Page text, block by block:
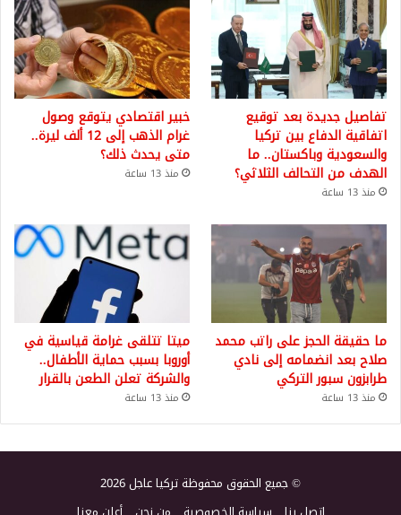
تفاصيل جديدة بعد توقيع
اتفاقية الدفاع بين تركيا
والسعودية وباكستان.. ما
الهدف من التحالف الثلاثي؟
منذ 13 ساعة
خبير اقتصادي يتوقع وصول
غرام الذهب إلى 12 ألف ليرة..
متى يحدث ذلك؟
منذ 13 ساعة
ما حقيقة الحجز على راتب محمد
صلاح بعد انضمامه إلى نادي
طرابزون سبور التركي
منذ 13 ساعة
ميتا تتلقى غرامة قياسية في
أوروبا بسبب حماية الأطفال..
والشركة تعلن الطعن بالقرار
منذ 13 ساعة
© جميع الحقوق محفوظة تركيا عاجل 2026